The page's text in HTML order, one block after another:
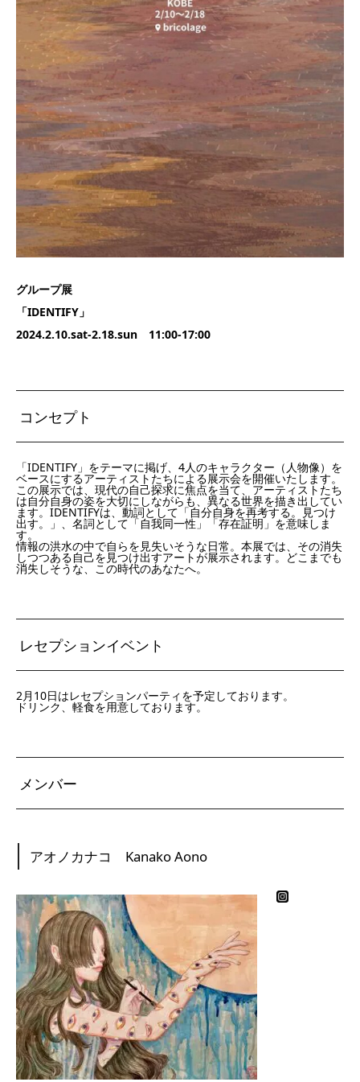
グループ展
「IDENTIFY」
2024.2.10.sat-2.18.sun 11:00-17:00
コンセプト
「IDENTIFY」をテーマに掲げ、4人のキャラクター（人物像）を
ベースにするアーティストたちによる展示会を開催いたします。
この展示では、現代の自己探求に焦点を当て、アーティストたち
は自分自身の姿を大切にしながらも、異なる世界を描き出してい
ます。IDENTIFYは、動詞として「自分自身を再考する。見つけ
出す。」、名詞として「自我同一性」「存在証明」を意味しま
す。
情報の洪水の中で自らを見失いそうな日常。本展では、その消失
しつつある自己を見つけ出すアートが展示されます。どこまでも
消失しそうな、この時代のあなたへ。
レセプションイベント
2月10日はレセプションパーティを予定しております。
ドリンク、軽食を用意しております。
メンバー
アオノカナコ Kanako Aono